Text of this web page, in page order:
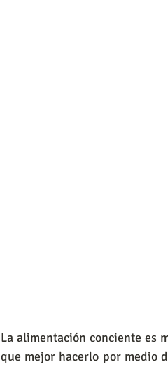
La alimentación conciente es
que mejor hacerlo por medio